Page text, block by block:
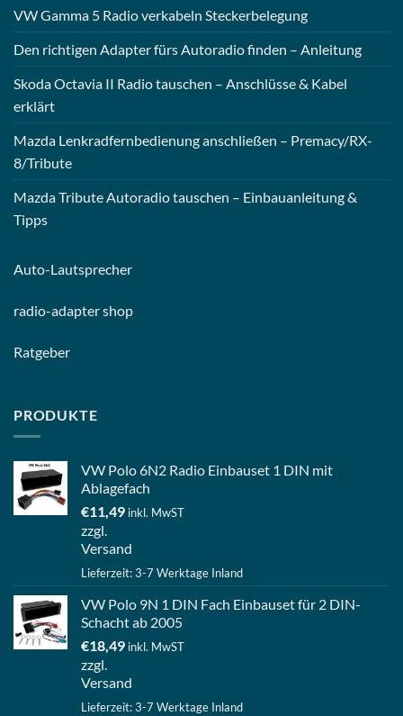
VW Gamma 5 Radio verkabeln Steckerbelegung
Den richtigen Adapter fürs Autoradio finden – Anleitung
Skoda Octavia II Radio tauschen – Anschlüsse & Kabel
erklärt
Mazda Lenkradfernbedienung anschließen – Premacy/RX-
8/Tribute
Mazda Tribute Autoradio tauschen – Einbauanleitung &
Tipps
Auto-Lautsprecher
radio-adapter shop
Ratgeber
PRODUKTE
VW Polo 6N2 Radio Einbauset 1 DIN mit
Ablagefach
€11,49 inkl. MwST
zzgl.
Versand
Lieferzeit: 3-7 Werktage Inland
VW Polo 9N 1 DIN Fach Einbauset für 2 DIN-
Schacht ab 2005
€18,49 inkl. MwST
zzgl.
Versand
Lieferzeit: 3-7 Werktage Inland